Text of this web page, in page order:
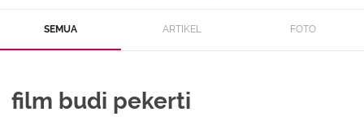
SEMUA ARTIKEL FOTO
film budi pekerti